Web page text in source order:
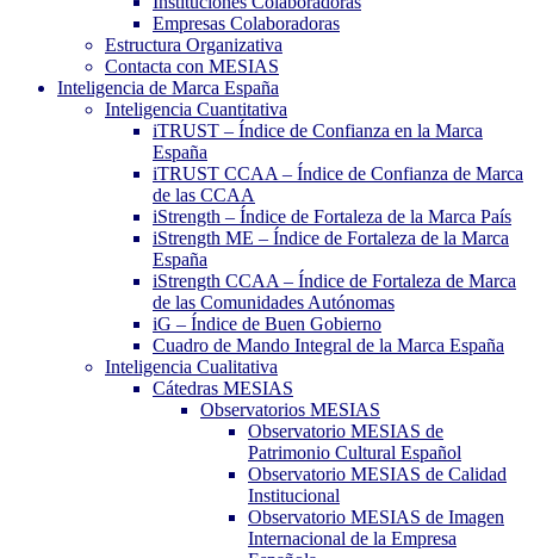
Empresas Colaboradoras
Estructura Organizativa
Contacta con MESIAS
Inteligencia de Marca España
Inteligencia Cuantitativa
iTRUST – Índice de Confianza en la Marca
España
iTRUST CCAA – Índice de Confianza de Marca
de las CCAA
iStrength – Índice de Fortaleza de la Marca País
iStrength ME – Índice de Fortaleza de la Marca
España
iStrength CCAA – Índice de Fortaleza de Marca
de las Comunidades Autónomas
iG – Índice de Buen Gobierno
Cuadro de Mando Integral de la Marca España
Inteligencia Cualitativa
Cátedras MESIAS
Observatorios MESIAS
Observatorio MESIAS de
Patrimonio Cultural Español
Observatorio MESIAS de Calidad
Institucional
Observatorio MESIAS de Imagen
Internacional de la Empresa